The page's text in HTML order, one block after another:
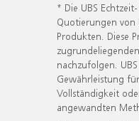
* Die UBS
Quotierungen von
Produkten. Diese
nachzufolgen.
Gewährleistung
Vollständigkeit
angewandten